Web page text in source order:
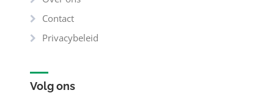
Contact
Privacybeleid
Volg ons